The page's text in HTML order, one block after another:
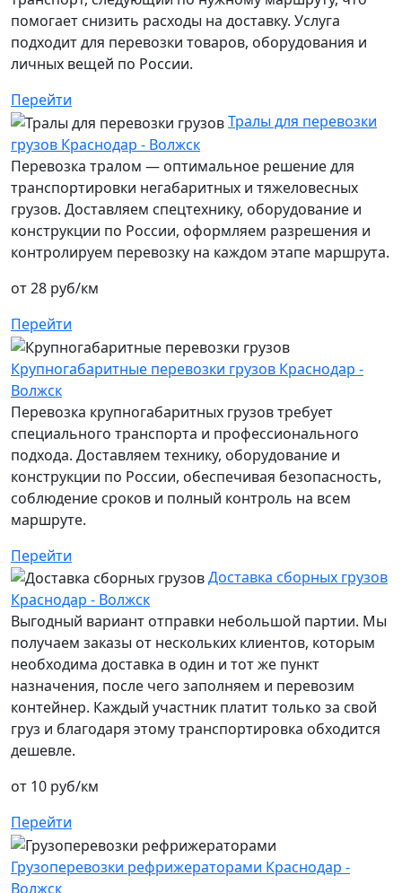
помогает снизить расходы на доставку. Услуга
подходит для перевозки товаров, оборудования и
личных вещей по России.
Перейти
Тралы для перевозки
грузов Краснодар - Волжск
Перевозка тралом — оптимальное решение для
транспортировки негабаритных и тяжеловесных
грузов. Доставляем спецтехнику, оборудование и
конструкции по России, оформляем разрешения и
контролируем перевозку на каждом этапе маршрута.
от 28 руб/км
Перейти
Крупногабаритные перевозки грузов Краснодар -
Волжск
Перевозка крупногабаритных грузов требует
специального транспорта и профессионального
подхода. Доставляем технику, оборудование и
конструкции по России, обеспечивая безопасность,
соблюдение сроков и полный контроль на всем
маршруте.
Перейти
Доставка сборных грузов
Краснодар - Волжск
Выгодный вариант отправки небольшой партии. Мы
получаем заказы от нескольких клиентов, которым
необходима доставка в один и тот же пункт
назначения, после чего заполняем и перевозим
контейнер. Каждый участник платит только за свой
груз и благодаря этому транспортировка обходится
дешевле.
от 10 руб/км
Перейти
Грузоперевозки рефрижераторами Краснодар -
Волжск